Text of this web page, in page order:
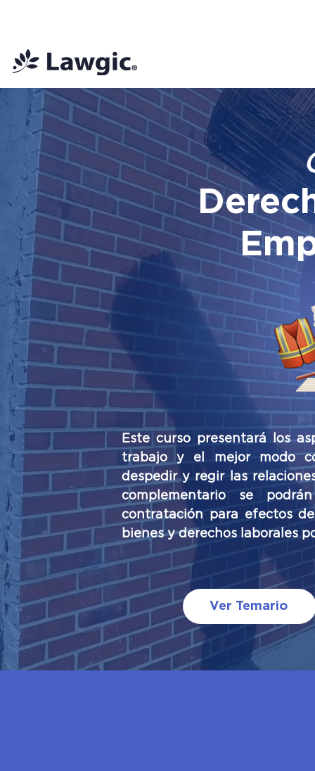
Este curso presentará los
trabajo y el mejor modo
despedir y regir las
complementario se
contratación para efectos
bienes y derechos laborales
Ver Temario